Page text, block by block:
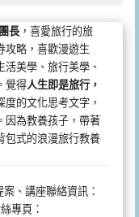
長 ，喜愛旅行的旅
攻略，喜歡漫遊生
美學、旅行美學、
覺得人生即是旅行，
度的文化思考文字，
因為教養孩子，帶著
包式的浪漫旅行教養
、講座聯絡資訊：
專頁：